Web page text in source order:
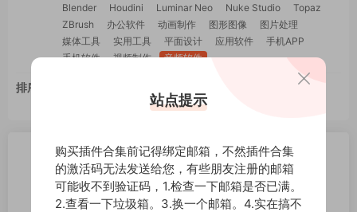
Blender
Houdini Luminar Neo Nuke Studio
Topaz
ZBrush
办公软件 动画制作 图形图像
图片处理
媒体工具
实用工具 平面设计 应用软件
手机APP
手机软件
视频制作 音频软件
排序
点赞
站点提示
购买插件合集前记得绑定邮箱，不然插件合集
的激活码无法发送给您，有些朋友注册的邮箱
可能收不到验证码，1.检查一下邮箱是否已满。
2.查看一下垃圾箱。3.换一个邮箱。4.实在搞不